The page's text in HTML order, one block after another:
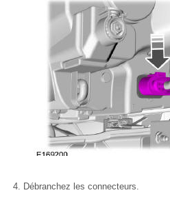
Débranchez les connecteurs.